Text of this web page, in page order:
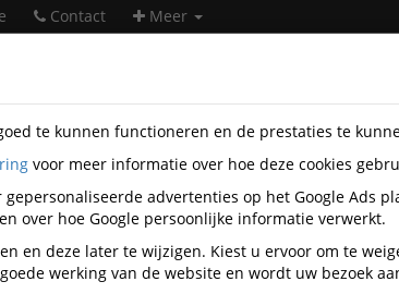
Contact Meer
Fun Factory
Fun Factory accessoires
te kunnen functioneren en de prestaties te
voor meer informatie over hoe deze cookies
advertenties op het Google Ads
over hoe Google persoonlijke informatie verwerkt.
en deze later te wijzigen. Kiest u ervoor om te
werking van de website en wordt uw bezoek